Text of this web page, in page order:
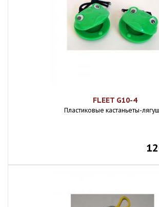
FLEET G10-4
Пластиковые кастаньеты-